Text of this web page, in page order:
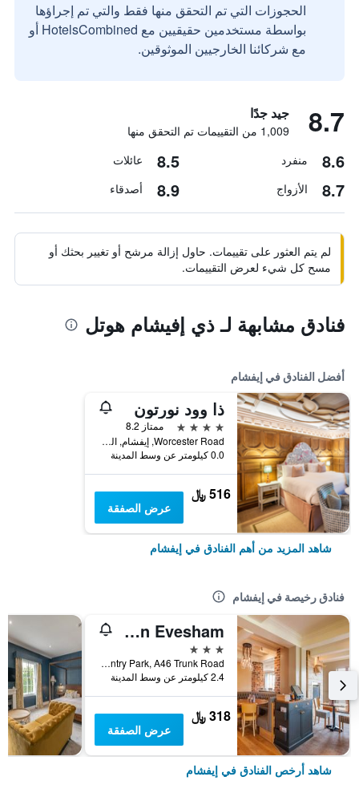
الحجوزات التي تم التحقق منها فقط والتي تم إجراؤها
بواسطة مستخدمين حقيقيين مع HotelsCombined أو
مع شركائنا الخارجيين الموثوقين.
8.7 جيد جدًا
1,009 من التقييمات تم التحقق منها
8.6 منفرد 8.5 عائلات
8.7 الأزواج 8.9 أصدقاء
لم يتم العثور على تقييمات. حاول إزالة مرشح أو تغيير بحثك أو
مسح كل شيء لعرض التقييمات.
فنادق مشابهة لـ ذي إفيشام هوتل
أفضل الفنادق في إيفشام
ذا وود نورتون
4 نجوم
ممتاز 8.2
Worcester Road, إيفشام, المملكة المتحدة
0.0 كيلومتر عن وسط المدينة
516 ﷼
عرض الصفقة
شاهد المزيد من أهم الفنادق في إيفشام
فنادق رخيصة في إيفشام
Premier Inn Evesham
3 نجوم
Evesham Country Park, A46 Trunk Road, إيفشام, المملكة المتحدة
2.4 كيلومتر عن وسط المدينة
318 ﷼
عرض الصفقة
شاهد أرخص الفنادق في إيفشام